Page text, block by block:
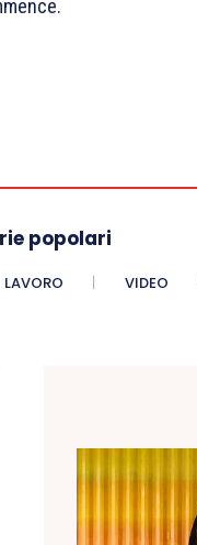
popolari
LAVORO VIDEO